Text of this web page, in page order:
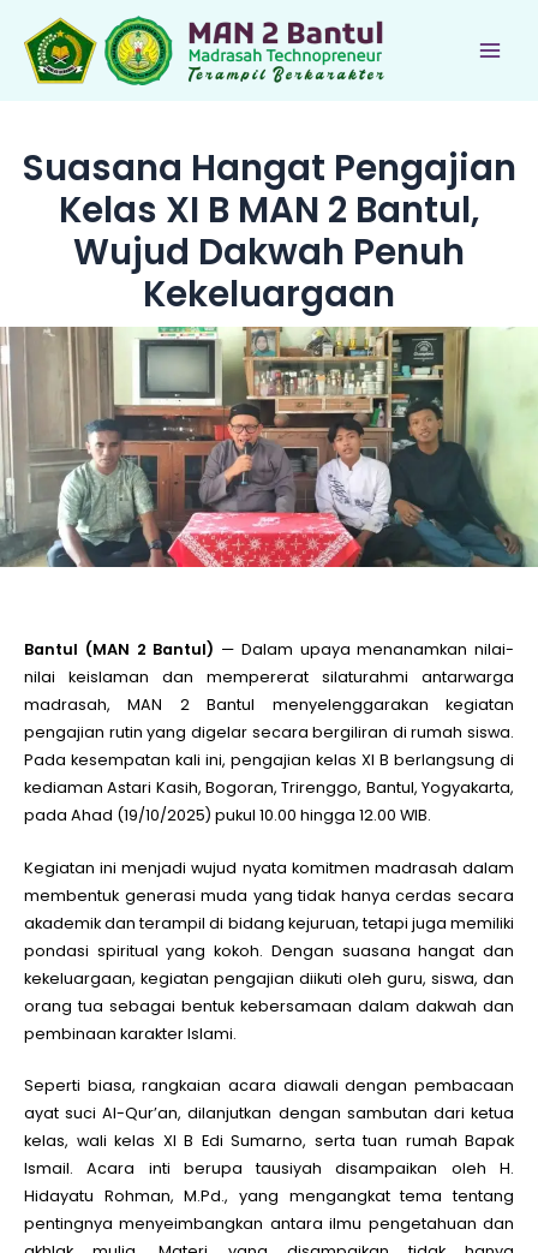
konten
Suasana Hangat Pengajian
Kelas XI B MAN 2 Bantul,
Wujud Dakwah Penuh
Kekeluargaan
Bantul (MAN 2 Bantul) — Dalam upaya menanamkan nilai-
nilai keislaman dan mempererat silaturahmi antarwarga
madrasah, MAN 2 Bantul menyelenggarakan kegiatan
pengajian rutin yang digelar secara bergiliran di rumah siswa.
Pada kesempatan kali ini, pengajian kelas XI B berlangsung di
kediaman Astari Kasih, Bogoran, Trirenggo, Bantul, Yogyakarta,
pada Ahad (19/10/2025) pukul 10.00 hingga 12.00 WIB.
Kegiatan ini menjadi wujud nyata komitmen madrasah dalam
membentuk generasi muda yang tidak hanya cerdas secara
akademik dan terampil di bidang kejuruan, tetapi juga memiliki
pondasi spiritual yang kokoh. Dengan suasana hangat dan
kekeluargaan, kegiatan pengajian diikuti oleh guru, siswa, dan
orang tua sebagai bentuk kebersamaan dalam dakwah dan
pembinaan karakter Islami.
Seperti biasa, rangkaian acara diawali dengan pembacaan
ayat suci Al-Qur’an, dilanjutkan dengan sambutan dari ketua
kelas, wali kelas XI B Edi Sumarno, serta tuan rumah Bapak
Ismail. Acara inti berupa tausiyah disampaikan oleh H.
Hidayatu Rohman, M.Pd., yang mengangkat tema tentang
pentingnya menyeimbangkan antara ilmu pengetahuan dan